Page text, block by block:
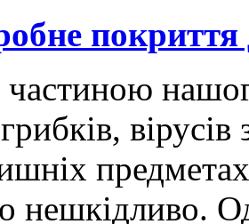
покриття
частиною
нешкідливо.